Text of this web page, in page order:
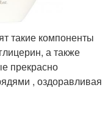
такие компоненты
а также
прекрасно
, оздоравливая